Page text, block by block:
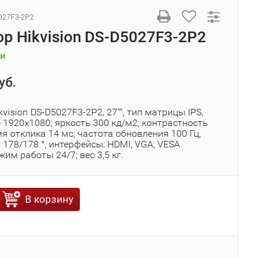
2P2
Hikvision DS-D5027F3-2P2
DS-D5027F3-2P2, 27"", тип матрицы IPS,
яркость 300 кд/м2; контрастность
отклика 14 мс; частота обновления 100 Гц,
178 °, интерфейсы: HDMI, VGA; VESA
работы 24/7; вес 3,5 кг.
В корзину